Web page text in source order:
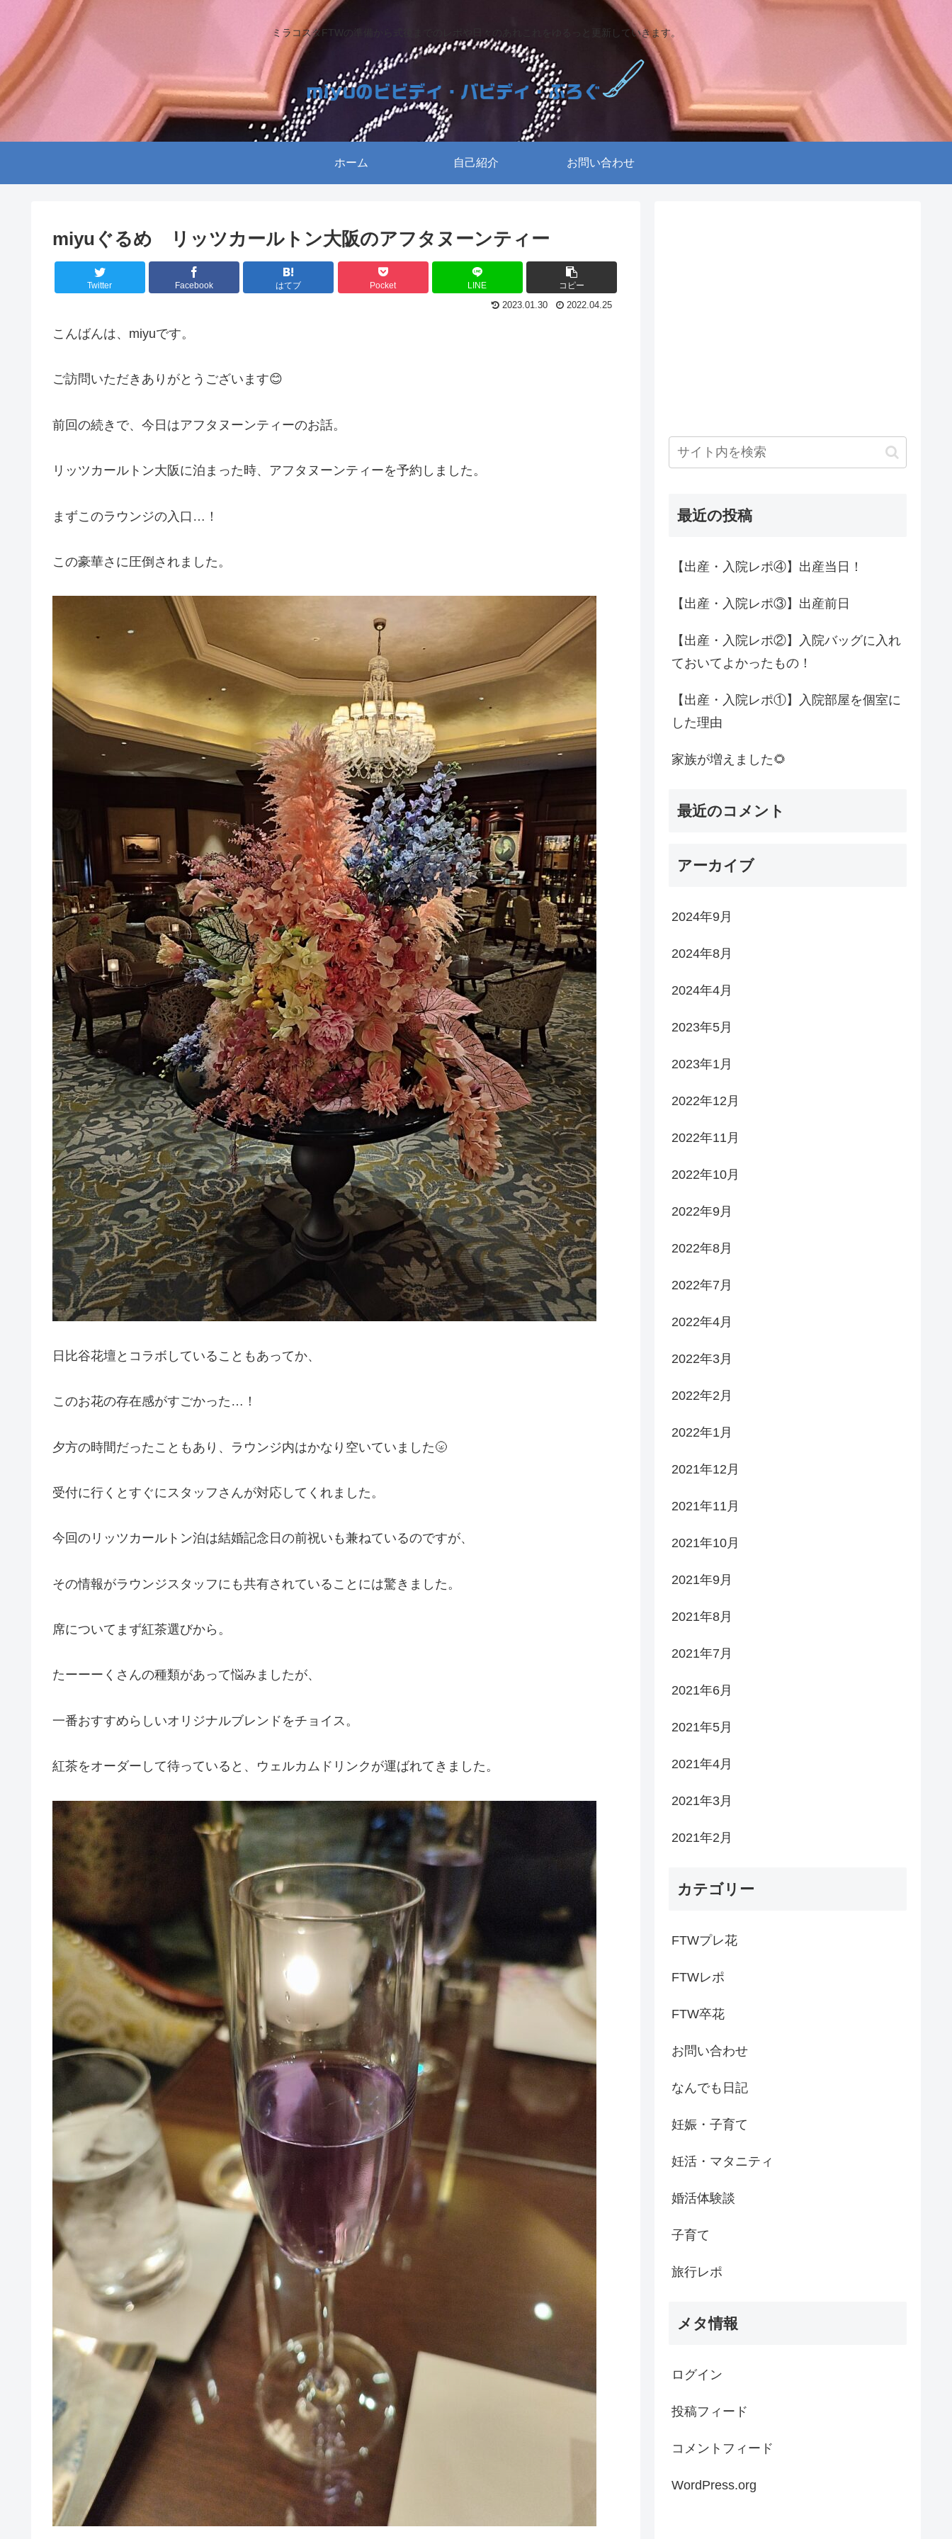
ミラコスタFTWの準備から式後までのレポや日々のあれこれをゆるっと更新していきます。
ホーム 自己紹介 お問い合わせ
miyuぐるめ リッツカールトン大阪のアフタヌーンティー
Twitter Facebook はてブ Pocket LINE コピー
2023.01.30 2022.04.25
こんばんは、miyuです。
ご訪問いただきありがとうございます😊
前回の続きで、今日はアフタヌーンティーのお話。
リッツカールトン大阪に泊まった時、アフタヌーンティーを予約しました。
まずこのラウンジの入口…！
この豪華さに圧倒されました。
日比谷花壇とコラボしていることもあってか、
このお花の存在感がすごかった…！
夕方の時間だったこともあり、ラウンジ内はかなり空いていました🌝
受付に行くとすぐにスタッフさんが対応してくれました。
今回のリッツカールトン泊は結婚記念日の前祝いも兼ねているのですが、
その情報がラウンジスタッフにも共有されていることには驚きました。
席についてまず紅茶選びから。
たーーーくさんの種類があって悩みましたが、
一番おすすめらしいオリジナルブレンドをチョイス。
紅茶をオーダーして待っていると、ウェルカムドリンクが運ばれてきました。
最近の投稿
【出産・入院レポ④】出産当日！
【出産・入院レポ③】出産前日
【出産・入院レポ②】入院バッグに入れ
ておいてよかったもの！
【出産・入院レポ①】入院部屋を個室に
した理由
家族が増えました🌻
最近のコメント
アーカイブ
2024年9月
2024年8月
2024年4月
2023年5月
2023年1月
2022年12月
2022年11月
2022年10月
2022年9月
2022年8月
2022年7月
2022年4月
2022年3月
2022年2月
2022年1月
2021年12月
2021年11月
2021年10月
2021年9月
2021年8月
2021年7月
2021年6月
2021年5月
2021年4月
2021年3月
2021年2月
カテゴリー
FTWプレ花
FTWレポ
FTW卒花
お問い合わせ
なんでも日記
妊娠・子育て
妊活・マタニティ
婚活体験談
子育て
旅行レポ
メタ情報
ログイン
投稿フィード
コメントフィード
WordPress.org